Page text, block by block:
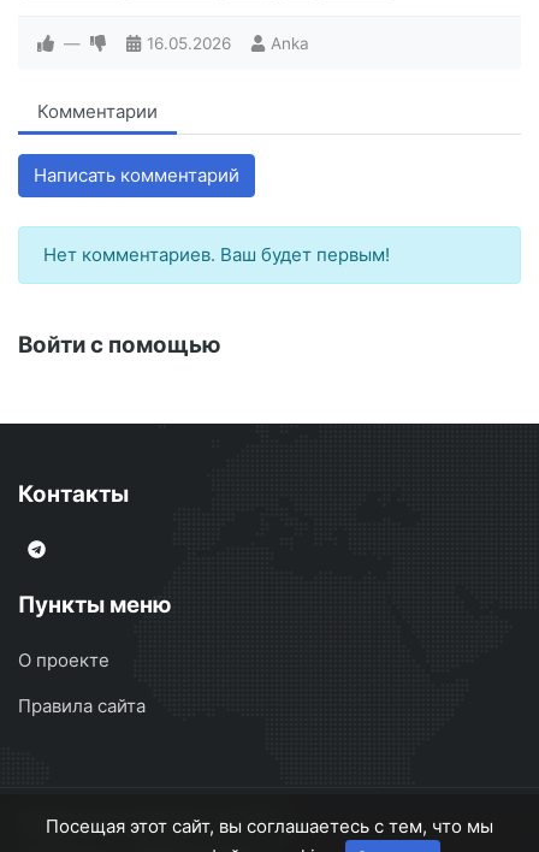
— 16.05.2026 Anka
Комментарии
Написать комментарий
Нет комментариев. Ваш будет первым!
Войти с помощью
Контакты
Пункты меню
О проекте
Правила сайта
Сварочные аппараты
© 2026
Посещая этот сайт, вы соглашаетесь с тем, что мы